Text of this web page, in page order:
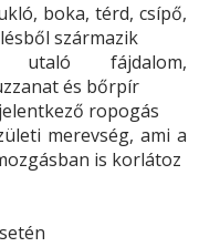
boka, térd, csípő,
származik
utaló fájdalom,
és bőrpír
ropogás
merevség, ami a
is korlátoz